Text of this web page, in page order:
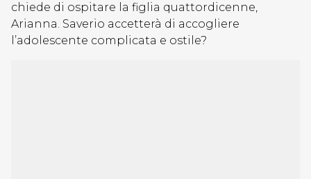
chiede di ospitare la figlia quattordicenne,
Arianna. Saverio accetterà di accogliere
l’adolescente complicata e ostile?